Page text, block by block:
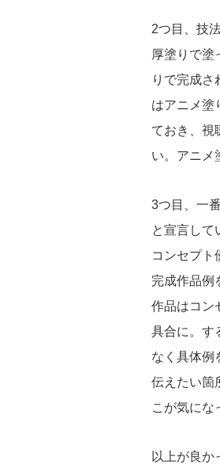
2つ目、技
厚塗りで塗
りで完成
はアニメ塗
ておき、視
い。アニメ
3つ目、一
と宣言して
コンセプト
完成作品例
作品はコン
具合に。す
なく具体例
伝えたい箇
こが気にな
以上が良か